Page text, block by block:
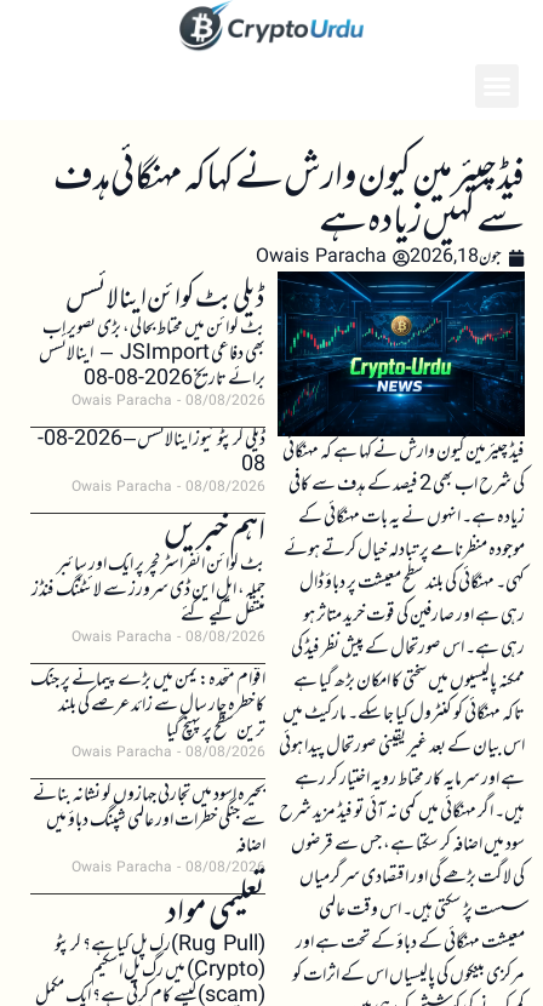
فیڈ چیئرمین کیون وارش نے کہا کہ مہنگائی ہدف
سے کہیں زیادہ ہے
جون 18, 2026 Owais Paracha
فیڈ چیئرمین کیون وارش نے کہا ہے کہ مہنگائی
کی شرح اب بھی 2 فیصد کے ہدف سے کافی
زیادہ ہے۔ انہوں نے یہ بات مہنگائی کے
موجودہ منظرنامے پر تبادلہ خیال کرتے ہوئے
کہی۔ مہنگائی کی بلند سطح معیشت پر دباؤ ڈال
رہی ہے اور صارفین کی قوت خرید متاثر ہو
رہی ہے۔ اس صورتحال کے پیش نظر فیڈ کی
ممکنہ پالیسیوں میں سختی کا امکان بڑھ گیا ہے
تاکہ مہنگائی کو کنٹرول کیا جا سکے۔ مارکیٹ میں
اس بیان کے بعد غیر یقینی صورتحال پیدا ہوئی
ہے اور سرمایہ کار محتاط رویہ اختیار کر رہے
ہیں۔ اگر مہنگائی میں کمی نہ آئی تو فیڈ مزید شرح
سود میں اضافہ کر سکتا ہے، جس سے قرضوں
کی لاگت بڑھے گی اور اقتصادی سرگرمیاں
سست پڑ سکتی ہیں۔ اس وقت عالمی
معیشت مہنگائی کے دباؤ کے تحت ہے اور
مرکزی بینکوں کی پالیسیاں اس کے اثرات کو
ڈیلی بٹ کوائن اینالائسس
بٹ کوائن میں محتاط بحالی، بڑی تصویر اب
بھی دفاعی JSImport – اینالائسس
برائے تاریخ 2026-08-08
Owais Paracha 08/08/2026
ڈیلی کرپٹو نیوز اینالائسس – 2026-08-
08
Owais Paracha 08/08/2026
اہم خبریں
بٹ کوائن انفراسٹرکچر پر ایک اور سائبر
حملہ، ایل این ڈی سرورز سے لائٹننگ فنڈز
منتقل کیے گئے
Owais Paracha 08/08/2026
اقوام متحدہ: یمن میں بڑے پیمانے پر جنگ
کا خطرہ چار سال سے زائد عرصے کی بلند
ترین سطح پر پہنچ گیا
Owais Paracha 08/08/2026
بحیرہ اسود میں تجارتی جہازوں کو نشانہ بنانے
سے جنگی خطرات اور عالمی شپنگ دباؤ میں
اضافہ
Owais Paracha 08/08/2026
تعلیمی مواد(Rug Pull)رگ پل کیا ہے؟ کرپٹو
(Crypto) میں رگ پل اسکیم
(scam)کیسے کام کرتی ہے؟ ایک مکمل